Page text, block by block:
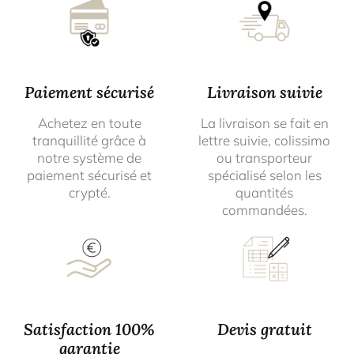
Paiement sécurisé
Achetez en toute
tranquillité grâce à
notre système de
paiement sécurisé et
crypté.
Livraison suivie
La livraison se fait en
lettre suivie, colissimo
ou transporteur
spécialisé selon les
quantités
commandées.
Satisfaction 100%
garantie
Devis gratuit